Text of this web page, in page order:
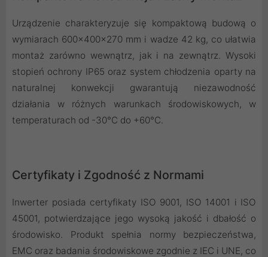
Urządzenie charakteryzuje się kompaktową budową o
wymiarach 600×400×270 mm i wadze 42 kg, co ułatwia
montaż zarówno wewnątrz, jak i na zewnątrz. Wysoki
stopień ochrony IP65 oraz system chłodzenia oparty na
naturalnej konwekcji gwarantują niezawodność
działania w różnych warunkach środowiskowych, w
temperaturach od -30°C do +60°C.
Certyfikaty i Zgodność z Normami
Inwerter posiada certyfikaty ISO 9001, ISO 14001 i ISO
45001, potwierdzające jego wysoką jakość i dbałość o
środowisko. Produkt spełnia normy bezpieczeństwa,
EMC oraz badania środowiskowe zgodnie z IEC i UNE, co